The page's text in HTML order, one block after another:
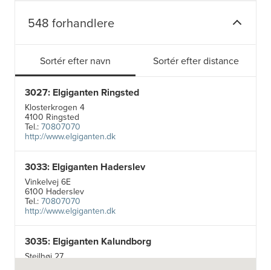
548 forhandlere
Sortér efter navn Sortér efter distance
3027: Elgiganten Ringsted
Klosterkrogen 4
4100 Ringsted
Tel.: 70807070
http://www.elgiganten.dk
3033: Elgiganten Haderslev
Vinkelvej 6E
6100 Haderslev
Tel.: 70807070
http://www.elgiganten.dk
3035: Elgiganten Kalundborg
Stejlhøj 27